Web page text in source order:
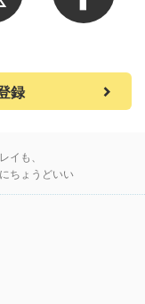
録
イも、
ちょうどいい